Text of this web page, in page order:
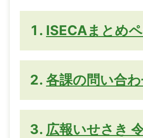
ISECAまとめ
各課の問い合
広報いせさき